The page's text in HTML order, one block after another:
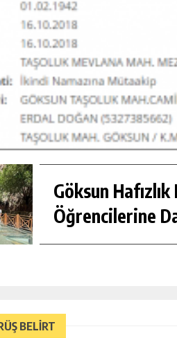
Göksun Hafızlık
Öğrencilerine
BELİRT
HABER AKIŞI
KIZ KUR’AN KURSU
DARENDE GEZISI.